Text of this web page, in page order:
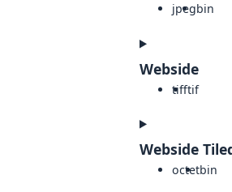
jpegbin
Webside
tifftif
Webside
octetbin